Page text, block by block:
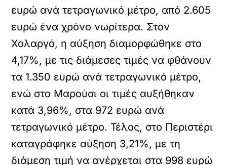
ευρώ ανά τετραγωνικό μέτρο, από 2.605
ευρώ ένα χρόνο νωρίτερα. Στον
Χολαργό, η αύξηση διαμορφώθηκε στο
4,17%, με τις διάμεσες τιμές να φθάνουν
τα 1.350 ευρώ ανά τετραγωνικό μέτρο,
ενώ στο Μαρούσι οι τιμές αυξήθηκαν
κατά 3,96%, στα 972 ευρώ ανά
τετραγωνικό μέτρο. Τέλος, στο Περιστέρι
καταγράφηκε αύξηση 3,21%, με τη
διάμεση τιμή να ανέρχεται στα 998 ευρώ